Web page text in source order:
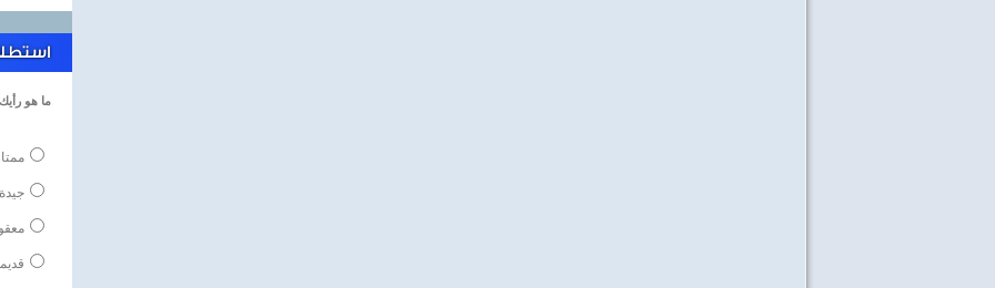
ما هو
جيدة